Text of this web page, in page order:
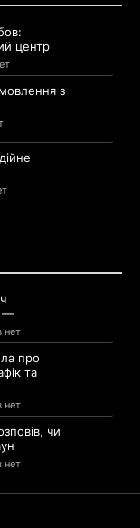
центр
з
—
нет
про
та
нет
чи
нет